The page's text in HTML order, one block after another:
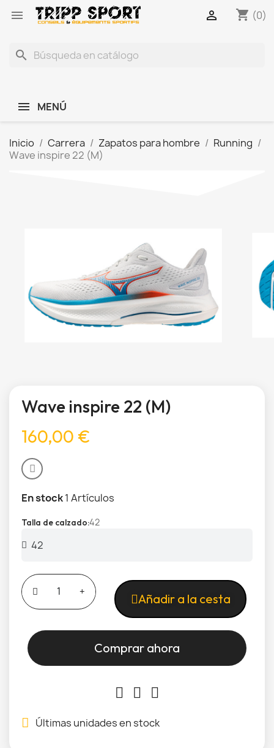
 shopping_cart (0)

search
MENÚ
Inicio Carrera Zapatos para hombre
Running
Wave inspire 22 (M)
Wave inspire 22 (M)
160,00 €
En stock1 Artículos
Talla de calzado 42
Añadir a la cesta
Comprar ahora
Últimas unidades en stock